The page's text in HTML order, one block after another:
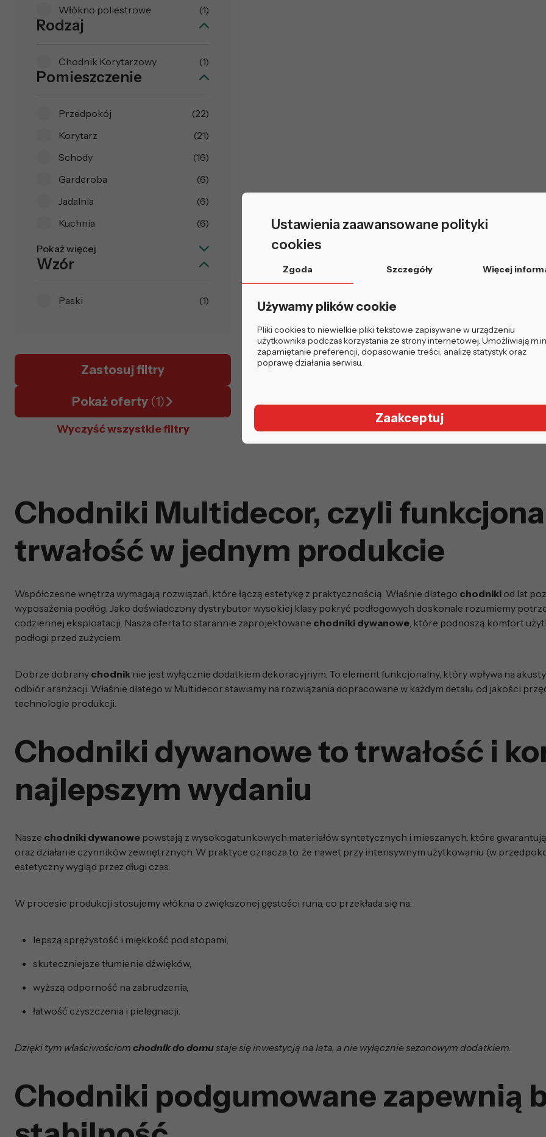
Włókno poliestrowe (1)
Rodzaj
Chodnik Korytarzowy (1)
Pomieszczenie
Przedpokój
(22)
Korytarz
(21)
Schody
(16)
Garderoba
(6)
Jadalnia
(6)
Kuchnia
(6)
Pokaż więcej
Wzór
Paski (1)
Zastosuj filtry
Pokaż oferty (1)
Wyczyść wszystkie filtry
Chodniki Multidecor, czyli
trwałość w jednym produkcie
Współczesne wnętrza wymagają rozwiązań, które łączą estetykę z praktycznością. Właśnie dlatego chodniki od lat
wyposażenia podłóg. Jako doświadczony dystrybutor wysokiej klasy pokryć podłogowych doskonale rozumiemy
codziennej eksploatacji. Nasza oferta to starannie zaprojektowane chodniki dywanowe , które podnoszą komfort
podłogi przed zużyciem.
Dobrze dobrany chodnik nie jest wyłącznie dodatkiem dekoracyjnym. To element funkcjonalny, który wpływa na
odbiór aranżacji. Właśnie dlatego w Multidecor stawiamy na rozwiązania dopracowane w każdym detalu, od jakości
technologie produkcji.
Chodniki dywanowe to trwałość i
najlepszym wydaniu
Nasze chodniki dywanowe powstają z wysokogatunkowych materiałów syntetycznych i mieszanych, które
oraz działanie czynników zewnętrznych. W praktyce oznacza to, że nawet przy intensywnym użytkowaniu (w
estetyczny wygląd przez długi czas.
W procesie produkcji stosujemy włókna o zwiększonej gęstości runa, co przekłada się na:
lepszą sprężystość i miękkość pod stopami,
skuteczniejsze tłumienie dźwięków,
wyższą odporność na zabrudzenia,
łatwość czyszczenia i pielęgnacji.
Dzięki tym właściwościom chodnik do domustaje się inwestycją na lata, a nie wyłącznie sezonowym dodatkiem.
Chodniki podgumowane zapewnią
Ustawienia zaawansowane polityki
cookies
Zgoda Szczegóły Więcej
Używamy plików cookie
Pliki cookies to niewielkie pliki tekstowe zapisywane w urządzeniu
użytkownika podczas korzystania ze strony internetowej. Umożliwiają
zapamiętanie preferencji, dopasowanie treści, analizę statystyk oraz
poprawę działania serwisu.
Zaakceptuj